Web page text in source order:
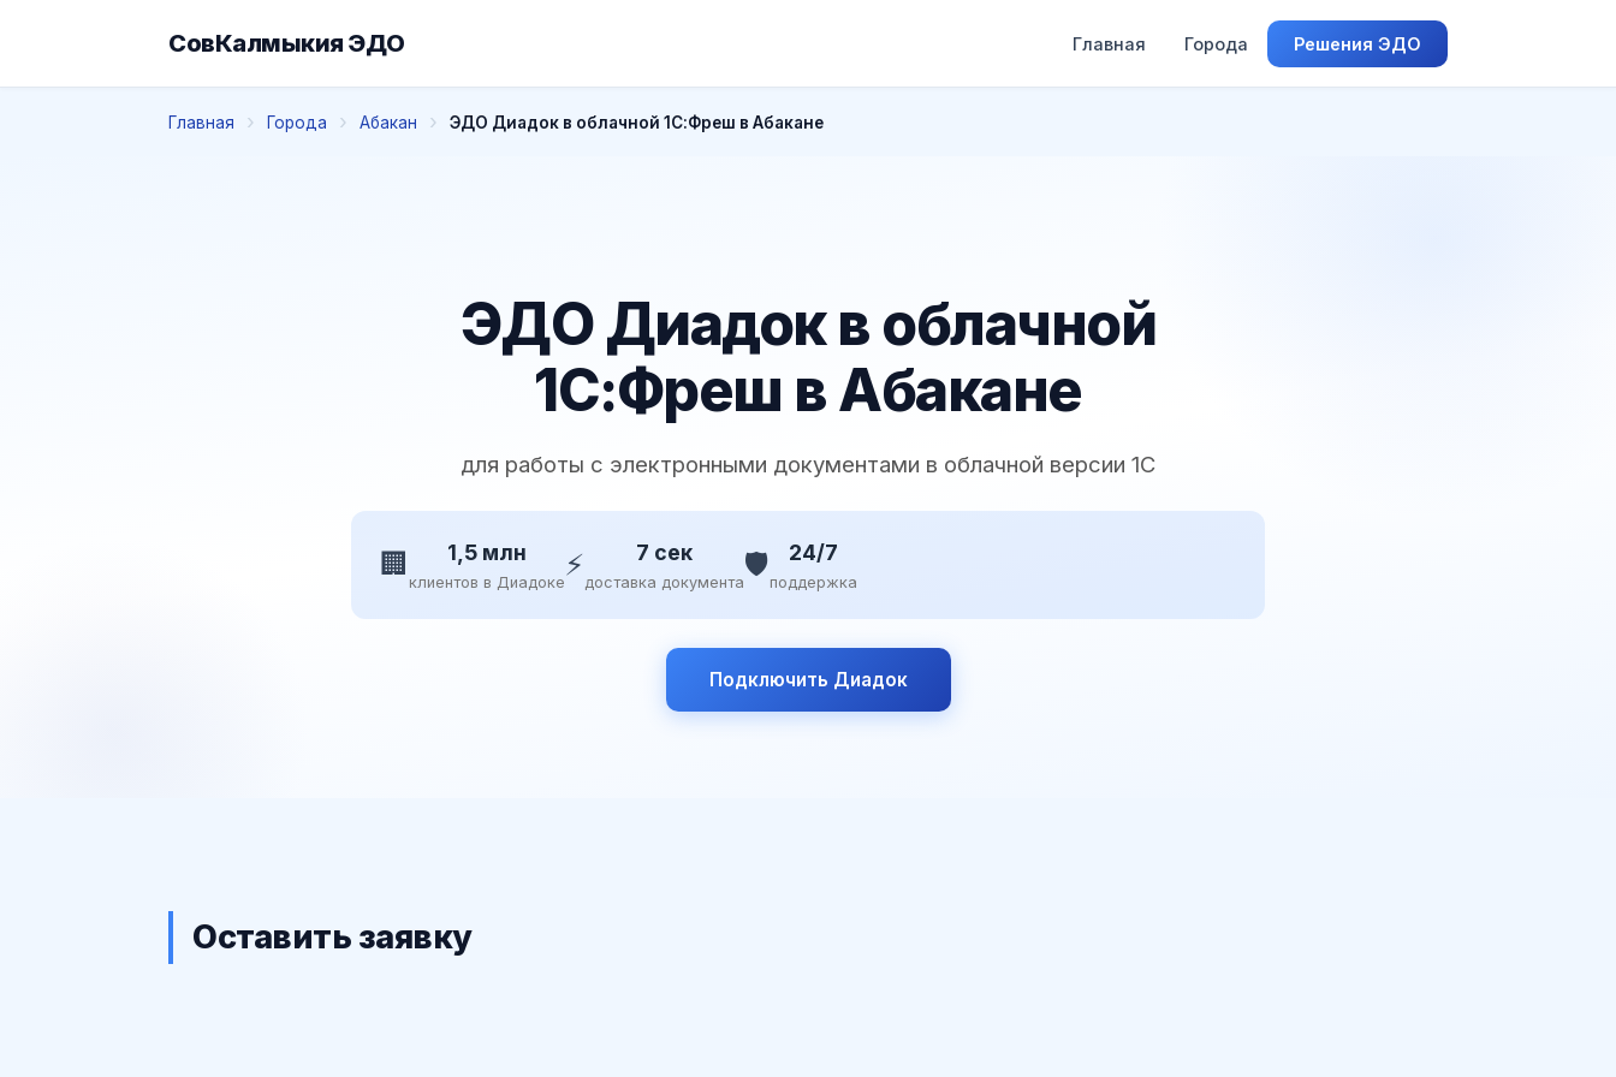
СовКалмыкия ЭДО Главная Города Решения ЭДО
Главная Города Абакан ЭДО Диадок в облачной 1С:Фреш в Абакане
ЭДО Диадок в облачной
1С:Фреш в Абакане
для работы с электронными документами в облачной версии 1С
🏢 1,5 млн
клиентов в Диадоке⚡ 7 сек
доставка документа🛡️ 24/7
поддержка
Подключить Диадок
Оставить заявку